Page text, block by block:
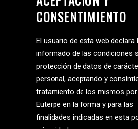
CONSENTIMIENTO
El usuario de esta web declara
informado de las condiciones
protección de datos de
personal, aceptando y
tratamiento de los mismos por
Euterpe en la forma y para las
finalidades indicadas en esta